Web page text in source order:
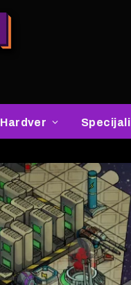
Hardver Specijali